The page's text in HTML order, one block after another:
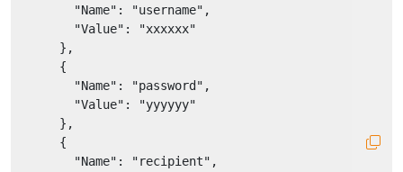
"Name" : "username" ,
"Value" :
"xxxxxx"
      },
      {
"Name" : "password" ,
"Value" :
"yyyyyy"
      },
      {
"Name" : "recipient" ,